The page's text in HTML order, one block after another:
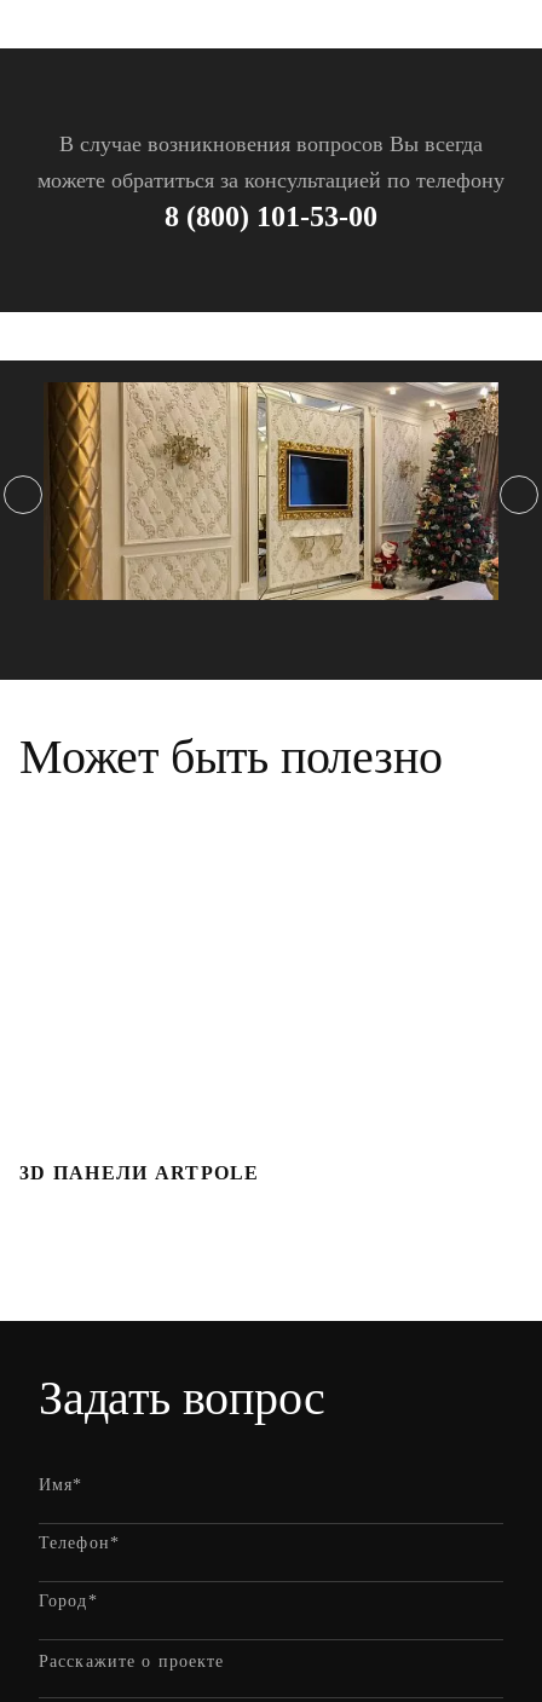
В случае возникновения вопросов Вы всегда
можете обратиться за консультацией по телефону
8 (800) 101-53-00
Может быть полезно
3D ПАНЕЛИ ARTPOLE
Задать вопрос